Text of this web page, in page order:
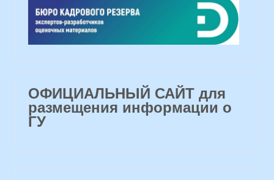
ОФИЦИАЛЬНЫЙ САЙТ для
размещения информации о
ГУ